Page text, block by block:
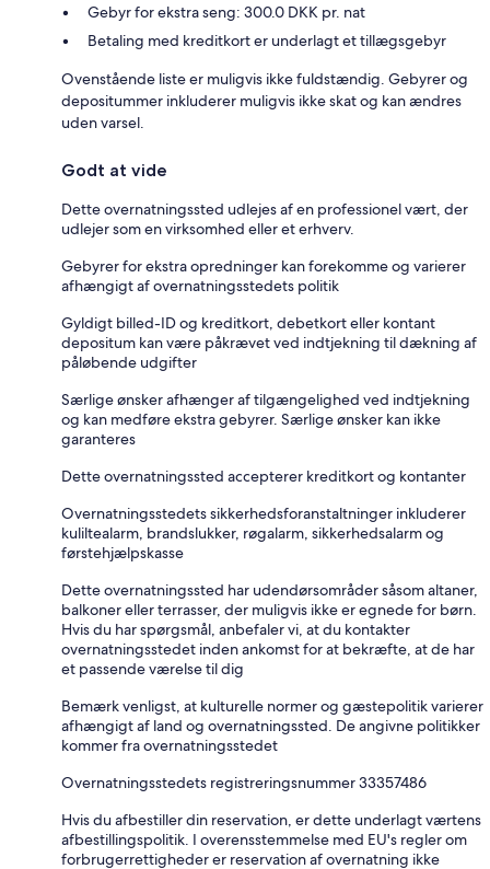
Gebyr for ekstra seng: 300.0 DKK pr. nat
Betaling med kreditkort er underlagt et tillægsgebyr
Ovenstående liste er muligvis ikke fuldstændig. Gebyrer og
depositummer inkluderer muligvis ikke skat og kan ændres
uden varsel.
Godt at vide
Dette overnatningssted udlejes af en professionel vært, der
udlejer som en virksomhed eller et erhverv.
Gebyrer for ekstra opredninger kan forekomme og varierer
afhængigt af overnatningsstedets politik
Gyldigt billed-ID og kreditkort, debetkort eller kontant
depositum kan være påkrævet ved indtjekning til dækning af
påløbende udgifter
Særlige ønsker afhænger af tilgængelighed ved indtjekning
og kan medføre ekstra gebyrer. Særlige ønsker kan ikke
garanteres
Dette overnatningssted accepterer kreditkort og kontanter
Overnatningsstedets sikkerhedsforanstaltninger inkluderer
kuliltealarm, brandslukker, røgalarm, sikkerhedsalarm og
førstehjælpskasse
Dette overnatningssted har udendørsområder såsom altaner,
balkoner eller terrasser, der muligvis ikke er egnede for børn.
Hvis du har spørgsmål, anbefaler vi, at du kontakter
overnatningsstedet inden ankomst for at bekræfte, at de har
et passende værelse til dig
Bemærk venligst, at kulturelle normer og gæstepolitik varierer
afhængigt af land og overnatningssted. De angivne politikker
kommer fra overnatningsstedet
Overnatningsstedets registreringsnummer 33357486
Hvis du afbestiller din reservation, er dette underlagt værtens
afbestillingspolitik. I overensstemmelse med EU's regler om
forbrugerrettigheder er reservation af overnatning ikke